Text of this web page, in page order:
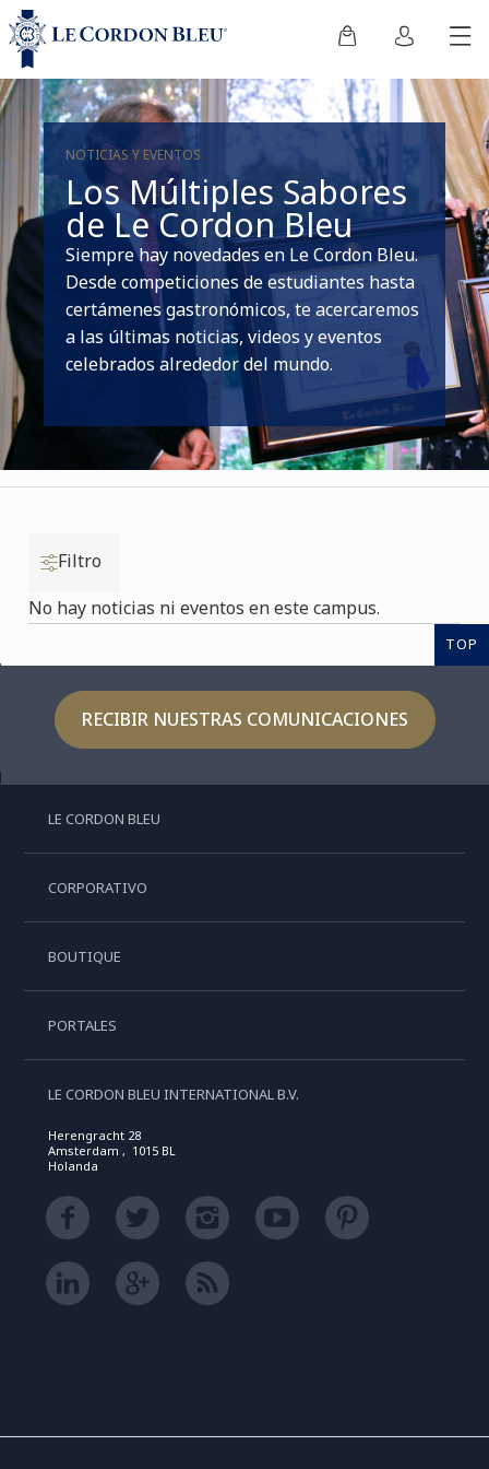
NOTICIAS Y EVENTOS
Los Múltiples Sabores
de Le Cordon Bleu
Siempre hay novedades en Le Cordon Bleu.
Desde competiciones de estudiantes hasta
certámenes gastronómicos, te acercaremos
a las últimas noticias, videos y eventos
celebrados alrededor del mundo.
Filtro
No hay noticias ni eventos en este campus.
TOP
RECIBIR NUESTRAS COMUNICACIONES
LE CORDON BLEU
CORPORATIVO
BOUTIQUE
PORTALES
LE CORDON BLEU INTERNATIONAL B.V.
Herengracht 28
Amsterdam , 1015 BL
Holanda